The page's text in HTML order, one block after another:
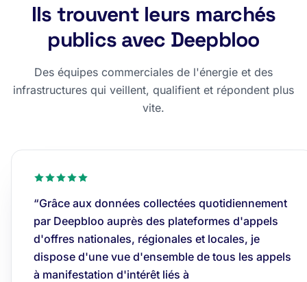
Ils trouvent leurs marchés
publics avec Deepbloo
Des équipes commerciales de l'énergie et des
infrastructures qui veillent, qualifient et répondent plus
vite.
“Grâce aux données collectées quotidiennement
par Deepbloo auprès des plateformes d'appels
d'offres nationales, régionales et locales, je
dispose d'une vue d'ensemble de tous les appels
à manifestation d'intérêt liés à